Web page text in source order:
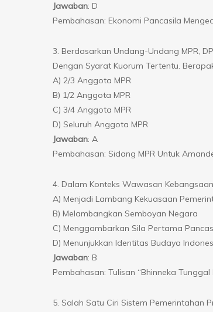
Jawaban: D
Pembahasan: Ekonomi Pancasila
3. Berdasarkan Undang-Undang MPR,
Dengan Syarat Kuorum Tertentu.
A) 2/3 Anggota MPR
B) 1/2 Anggota MPR
C) 3/4 Anggota MPR
D) Seluruh Anggota MPR
Jawaban: A
Pembahasan: Sidang MPR Untuk
4. Dalam Konteks Wawasan
A) Menjadi Lambang Kekuasaan
B) Melambangkan Semboyan Negara
C) Menggambarkan Sila Pertama
D) Menunjukkan Identitas Budaya
Jawaban: B
Pembahasan: Tulisan “Bhinneka
5. Salah Satu Ciri Sistem Pemerintahan